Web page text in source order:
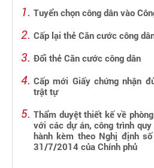
Tuyển chọn công dân vào
Cấp lại thẻ Căn cước công
Đổi thẻ Căn cước công dân
Cấp mới Giấy chứng nhận
trật tự
Thẩm duyệt thiết kế về
với các dự án, công trình
hành kèm theo Nghị định
31/7/2014 của Chính phủ